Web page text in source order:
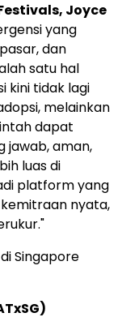
Joyce
yang
dan
satu hal
kini tidak lagi
melainkan
dapat
jawab, aman,
luas di
platform yang
nyata,
Singapore